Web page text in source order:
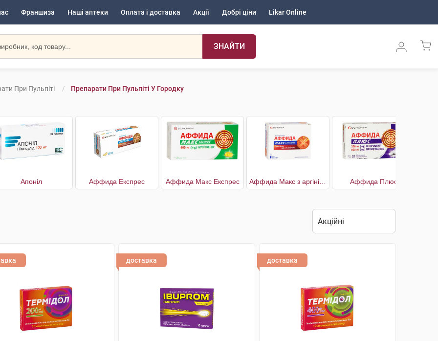
Франшиза Наші аптеки Оплата і доставка Акції Добрі ціни Likar Online
ЗНАЙТИ
При Пульпіті Препарати При Пульпіті У Городку
Апоніл Аффида Експрес Аффида Макс Експрес Аффида Плюс
доставка доставка